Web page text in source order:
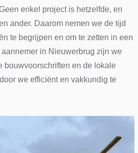
enkel project is hetzelfde, en
ander. Daarom nemen we de tijd
te begrijpen en om te zetten in een
in Nieuwerbrug zijn we
bouwvoorschriften en de lokale
we efficiënt en vakkundig te